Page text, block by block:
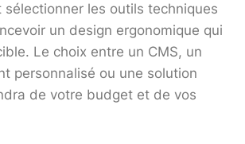
sélectionner les outils techniques
un design ergonomique qui
Le choix entre un CMS, un
personnalisé ou une solution
de votre budget et de vos